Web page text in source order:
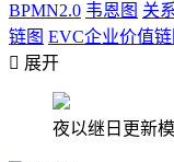
BPMN2.0 韦恩图 关
链图 EVC企业价值链
 展开
夜以继日更新